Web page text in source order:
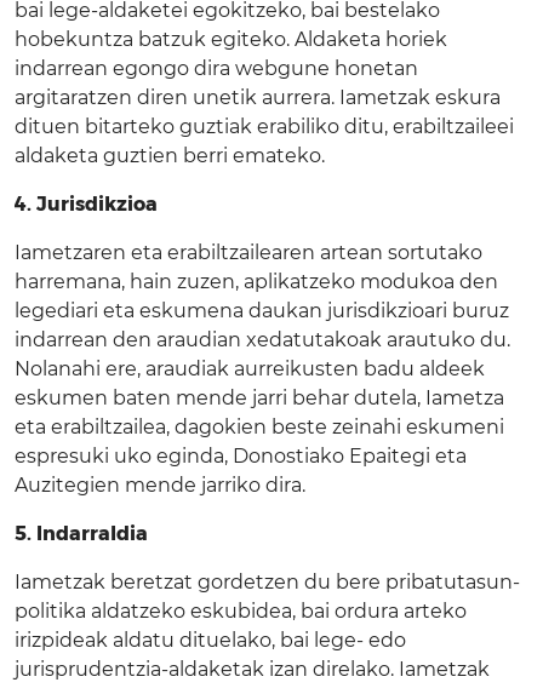
bai lege-aldaketei egokitzeko, bai bestelako
hobekuntza batzuk egiteko. Aldaketa horiek
indarrean egongo dira webgune honetan
argitaratzen diren unetik aurrera. Iametzak eskura
dituen bitarteko guztiak erabiliko ditu, erabiltzaileei
aldaketa guztien berri emateko.
4. Jurisdikzioa
Iametzaren eta erabiltzailearen artean sortutako
harremana, hain zuzen, aplikatzeko modukoa den
legediari eta eskumena daukan jurisdikzioari buruz
indarrean den araudian xedatutakoak arautuko du.
Nolanahi ere, araudiak aurreikusten badu aldeek
eskumen baten mende jarri behar dutela, Iametza
eta erabiltzailea, dagokien beste zeinahi eskumeni
espresuki uko eginda, Donostiako Epaitegi eta
Auzitegien mende jarriko dira.
5. Indarraldia
Iametzak beretzat gordetzen du bere pribatutasun-
politika aldatzeko eskubidea, bai ordura arteko
irizpideak aldatu dituelako, bai lege- edo
jurisprudentzia-aldaketak izan direlako. Iametzak